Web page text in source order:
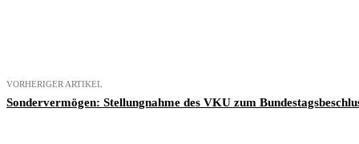
VORHERIGER ARTIKEL
Sondervermögen: Stellungnahme des VKU zum